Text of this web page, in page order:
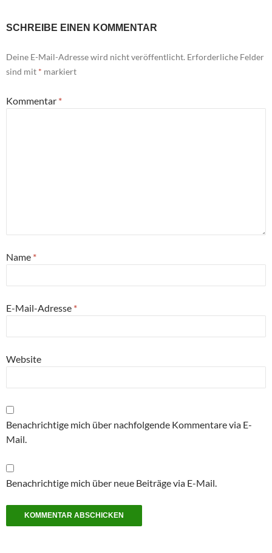
SCHREIBE EINEN KOMMENTAR
Deine E-Mail-Adresse wird nicht veröffentlicht. Erforderliche Felder
sind mit * markiert
Kommentar *
Name *
E-Mail-Adresse *
Website
Benachrichtige mich über nachfolgende Kommentare via E-
Mail.
Benachrichtige mich über neue Beiträge via E-Mail.